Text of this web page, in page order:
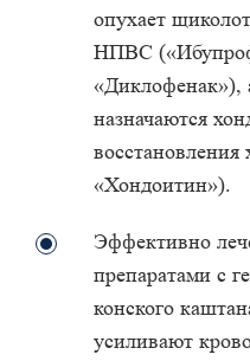
опухает
НПВС
«Диклофенак»),
назначаются
«Хондоитин»).
Эффективно
препаратами с
конского
усиливают